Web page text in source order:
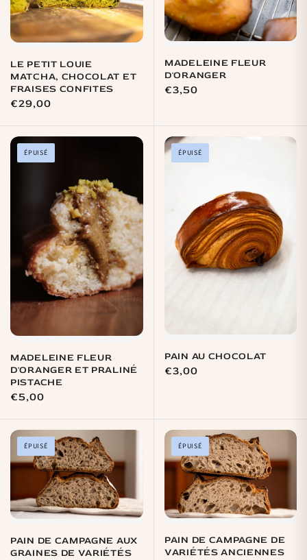
LE PETIT LOUIE
MATCHA, CHOCOLAT ET
FRAISES CONFITES
Prix
€29,00
MADELEINE FLEUR
D'ORANGER
Prix
€3,50
ÉPUISÉ
MADELEINE FLEUR
D'ORANGER ET PRALINÉ
PISTACHE
Prix
€5,00
ÉPUISÉ
PAIN AU CHOCOLAT
Prix
€3,00
ÉPUISÉ
PAIN DE CAMPAGNE AUX
GRAINES DE VARIÉTÉS
ÉPUISÉ
PAIN DE CAMPAGNE DE
VARIÉTÉS ANCIENNES